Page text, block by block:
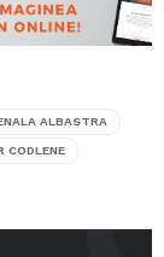
ALBASTRA
CODLENE